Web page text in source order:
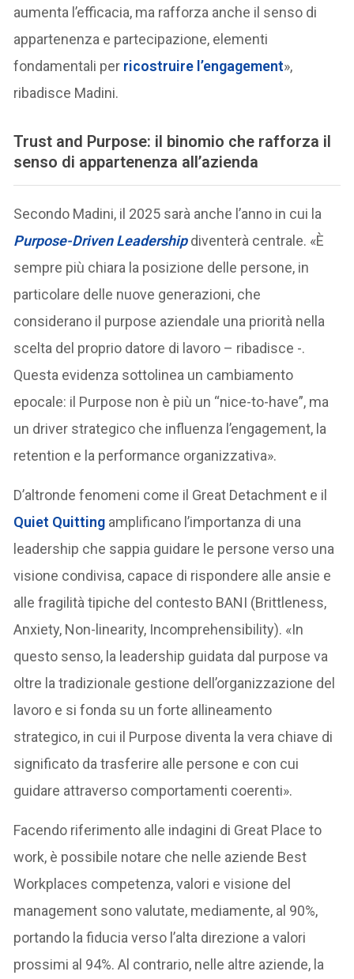
aumenta l’efficacia, ma rafforza anche il senso di
appartenenza e partecipazione, elementi
fondamentali per ricostruire l’engagement»,
ribadisce Madini.
Trust and Purpose: il binomio che rafforza il
senso di appartenenza all’azienda
Secondo Madini, il 2025 sarà anche l’anno in cui la
Purpose-Driven Leadershipdiventerà centrale. «È
sempre più chiara la posizione delle persone, in
particolare delle nuove generazioni, che
considerano il purpose aziendale una priorità nella
scelta del proprio datore di lavoro – ribadisce -.
Questa evidenza sottolinea un cambiamento
epocale: il Purpose non è più un “nice-to-have”, ma
un driver strategico che influenza l’engagement, la
retention e la performance organizzativa».
D’altronde fenomeni come il Great Detachment e il
Quiet Quitting amplificano l’importanza di una
leadership che sappia guidare le persone verso una
visione condivisa, capace di rispondere alle ansie e
alle fragilità tipiche del contesto BANI (Brittleness,
Anxiety, Non-linearity, Incomprehensibility). «In
questo senso, la leadership guidata dal purpose va
oltre la tradizionale gestione dell’organizzazione del
lavoro e si fonda su un forte allineamento
strategico, in cui il Purpose diventa la vera chiave di
significato da trasferire alle persone e con cui
guidare attraverso comportamenti coerenti».
Facendo riferimento alle indagini di Great Place to
work, è possibile notare che nelle aziende Best
Workplaces competenza, valori e visione del
management sono valutate, mediamente, al 90%,
portando la fiducia verso l’alta direzione a valori
prossimi al 94%. Al contrario, nelle altre aziende, la